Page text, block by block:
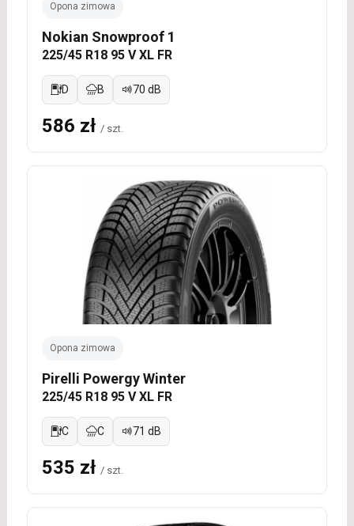
Opona zimowa
Nokian Snowproof 1
225/45 R18 95 V XL FR
D B 70 dB
586 zł / szt.
Opona zimowa
Pirelli Powergy Winter
225/45 R18 95 V XL FR
C C 71 dB
535 zł / szt.